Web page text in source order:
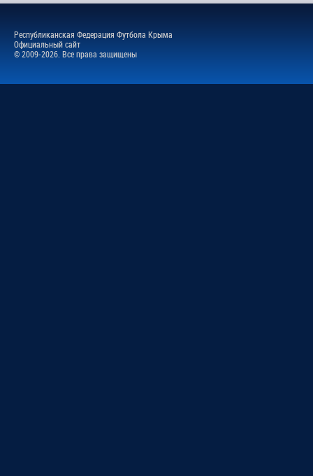
Республиканская Федерация Футбола Крыма
Официальный сайт
© 2009-2026. Все права защищены